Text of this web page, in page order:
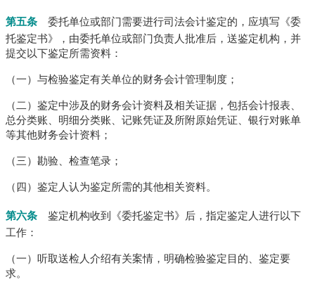
第五条 委托单位或部门需要进行司法会计鉴定的，应填写《委
托鉴定书》，由委托单位或部门负责人批准后，送鉴定机构，并
提交以下鉴定所需资料：
（一）与检验鉴定有关单位的财务会计管理制度；
（二）鉴定中涉及的财务会计资料及相关证据，包括会计报表、
总分类账、明细分类账、记账凭证及所附原始凭证、银行对账单
等其他财务会计资料；
（三）勘验、检查笔录；
（四）鉴定人认为鉴定所需的其他相关资料。
第六条 鉴定机构收到《委托鉴定书》后，指定鉴定人进行以下
工作：
（一）听取送检人介绍有关案情，明确检验鉴定目的、鉴定要
求。